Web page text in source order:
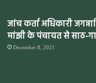
जांच कर्ता अधिकारी
मांझी के पंचायत से साठ-
December 8, 2021